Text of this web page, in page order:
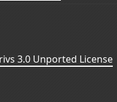
3.0 Unported License